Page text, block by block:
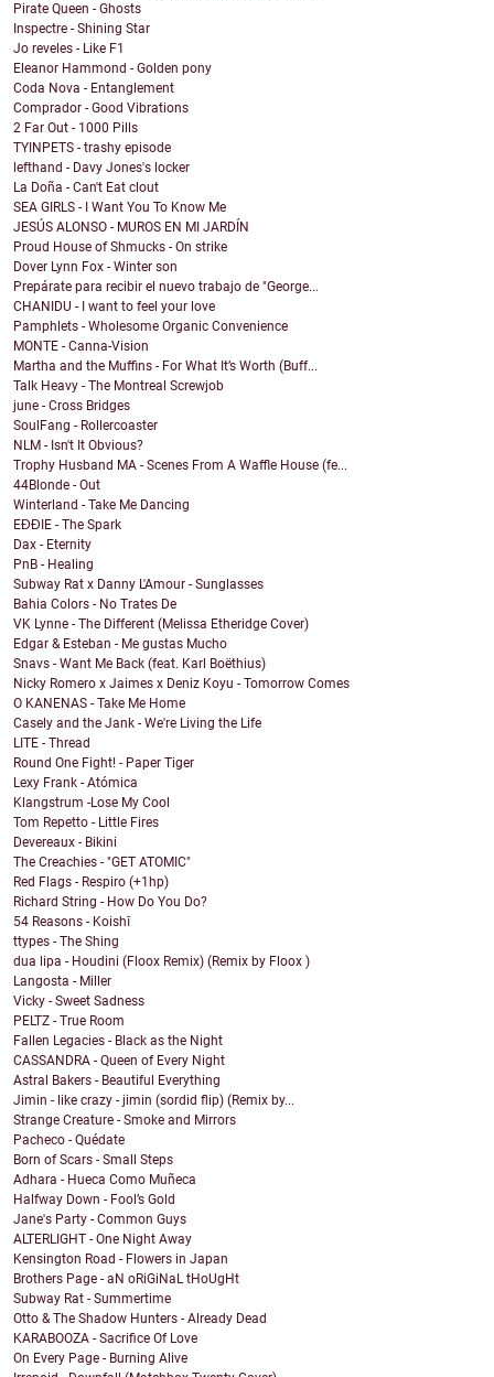
Pirate Queen - Ghosts
Inspectre - Shining Star
Jo reveles - Like F1
Eleanor Hammond - Golden pony
Coda Nova - Entanglement
Comprador - Good Vibrations
2 Far Out - 1000 Pills
TYINPETS - trashy episode
lefthand - Davy Jones's locker
La Doña - Can't Eat clout
SEA GIRLS - I Want You To Know Me
JESÚS ALONSO - MUROS EN MI JARDÍN
Proud House of Shmucks - On strike
Dover Lynn Fox - Winter son
Prepárate para recibir el nuevo trabajo de "George...
CHANIDU - I want to feel your love
Pamphlets - Wholesome Organic Convenience
MONTE - Canna-Vision
Martha and the Muffins - For What It’s Worth (Buff...
Talk Heavy - The Montreal Screwjob
june - Cross Bridges
SoulFang - Rollercoaster
NLM - Isn't It Obvious?
Trophy Husband MA - Scenes From A Waffle House (fe...
44Blonde - Out
Winterland - Take Me Dancing
EĐĐIE - The Spark
Dax - Eternity
PnB - Healing
Subway Rat x Danny L'Amour - Sunglasses
Bahia Colors - No Trates De
VK Lynne - The Different (Melissa Etheridge Cover)
Edgar & Esteban - Me gustas Mucho
Snavs - Want Me Back (feat. Karl Boëthius)
Nicky Romero x Jaimes x Deniz Koyu - Tomorrow Comes
O KANENAS - Take Me Home
Casely and the Jank - We're Living the Life
LITE - Thread
Round One Fight! - Paper Tiger
Lexy Frank - Atómica
Klangstrum -Lose My Cool
Tom Repetto - Little Fires
Devereaux - Bikini
The Creachies - "GET ATOMIC"
Red Flags - Respiro (+1hp)
Richard String - How Do You Do?
54 Reasons - Koishī
ttypes - The Shing
dua lipa - Houdini (Floox Remix) (Remix by Floox )
Langosta - Miller
Vicky - Sweet Sadness
PELTZ - True Room
Fallen Legacies - Black as the Night
CASSANDRA - Queen of Every Night
Astral Bakers - Beautiful Everything
Jimin - like crazy - jimin (sordid flip) (Remix by...
Strange Creature - Smoke and Mirrors
Pacheco - Quédate
Born of Scars - Small Steps
Adhara - Hueca Como Muñeca
Halfway Down - Fool’s Gold
Jane's Party - Common Guys
ALTERLIGHT - One Night Away
Kensington Road - Flowers in Japan
Brothers Page - aN oRiGiNaL tHoUgHt
Subway Rat - Summertime
Otto & The Shadow Hunters - Already Dead
KARABOOZA - Sacrifice Of Love
On Every Page - Burning Alive